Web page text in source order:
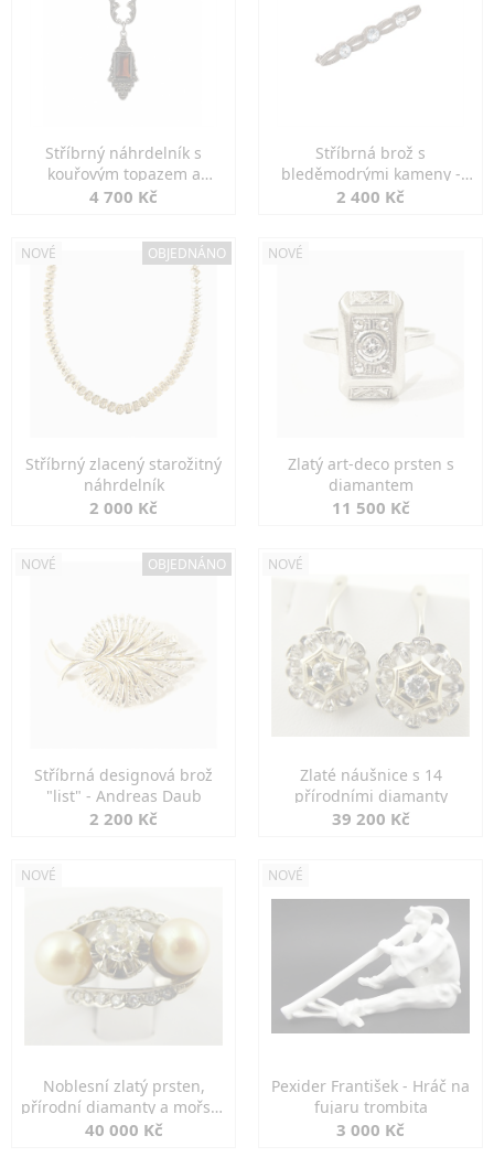
Stříbrný náhrdelník s
kouřovým topazem a
markazity
4 700 Kč
Stříbrná brož s
bleděmodrými kameny -
jemná elegance
2 400 Kč
NOVÉ OBJEDNÁNO
Stříbrný zlacený starožitný
náhrdelník
2 000 Kč
NOVÉ
Zlatý art-deco prsten s
diamantem
11 500 Kč
NOVÉ OBJEDNÁNO
Stříbrná designová brož
"list" - Andreas Daub
2 200 Kč
NOVÉ
Zlaté náušnice s 14
přírodními diamanty
39 200 Kč
NOVÉ
Noblesní zlatý prsten,
přírodní diamanty a mořské
perly
40 000 Kč
NOVÉ
Pexider František - Hráč na
fujaru trombita
3 000 Kč